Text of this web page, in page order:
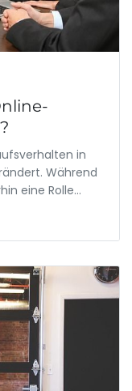
in
Während
eine Rolle…